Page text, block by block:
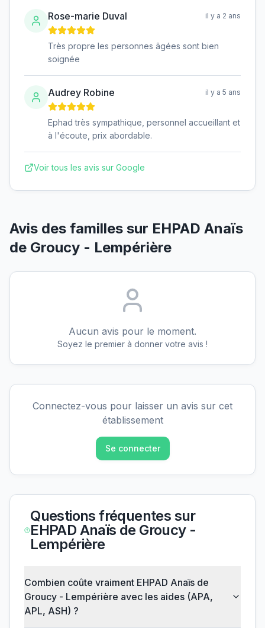
Rose-marie Duval il y a 2 ans
Très propre les personnes âgées sont bien
soignée
Audrey Robine il y a 5 ans
Ephad très sympathique, personnel accueillant et
à l'écoute, prix abordable.
Voir tous les avis sur Google
Avis des familles sur EHPAD Anaïs
de Groucy - Lempérière
Aucun avis pour le moment.
Soyez le premier à donner votre avis !
Connectez-vous pour laisser un avis sur cet
établissement
Se connecter
Questions fréquentes sur
EHPAD Anaïs de Groucy -
Lempérière
Combien coûte vraiment EHPAD Anaïs de
Groucy - Lempérière avec les aides (APA,
APL, ASH) ?